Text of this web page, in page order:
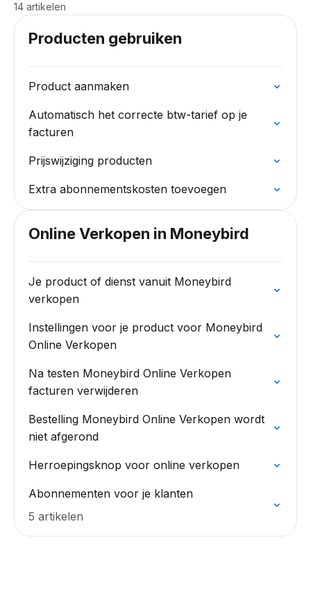
14 artikelen
Producten gebruiken
Product aanmaken
Automatisch het correcte btw-tarief op je
facturen
Prijswijziging producten
Extra abonnementskosten toevoegen
Online Verkopen in Moneybird
Je product of dienst vanuit Moneybird
verkopen
Instellingen voor je product voor Moneybird
Online Verkopen
Na testen Moneybird Online Verkopen
facturen verwijderen
Bestelling Moneybird Online Verkopen wordt
niet afgerond
Herroepingsknop voor online verkopen
Abonnementen voor je klanten
5 artikelen